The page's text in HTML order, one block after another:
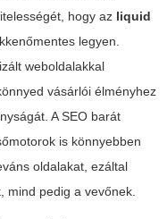
hogy az liquid
legyen.
weboldalakkal
vásárlói élményhez
A SEO barát
is könnyebben
oldalakat, ezáltal
mind pedig a vevőnek.